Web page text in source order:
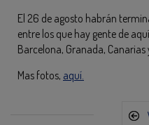
El 26 de agosto habrán
entre los que hay gente de
Barcelona, Granada, Canarias
Mas fotos, aquí.